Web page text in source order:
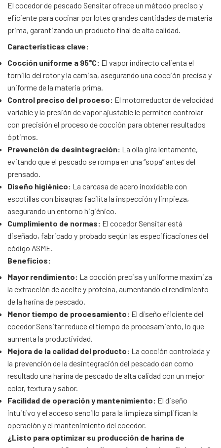
El cocedor de pescado Sensitar ofrece un método preciso y
eficiente para cocinar por lotes grandes cantidades de materia
prima, garantizando un producto final de alta calidad.
Características clave:
Cocción uniforme a 95°C: El vapor indirecto calienta el
tornillo del rotor y la camisa, asegurando una cocción precisa y
uniforme de la materia prima.
Control preciso del proceso: El motorreductor de velocidad
variable y la presión de vapor ajustable le permiten controlar
con precisión el proceso de cocción para obtener resultados
óptimos.
Prevención de desintegración: La olla gira lentamente,
evitando que el pescado se rompa en una “sopa” antes del
prensado.
Diseño higiénico: La carcasa de acero inoxidable con
escotillas con bisagras facilita la inspección y limpieza,
asegurando un entorno higiénico.
Cumplimiento de normas: El cocedor Sensitar está
diseñado, fabricado y probado según las especificaciones del
código ASME.
Beneficios:
Mayor rendimiento: La cocción precisa y uniforme maximiza
la extracción de aceite y proteína, aumentando el rendimiento
de la harina de pescado.
Menor tiempo de procesamiento: El diseño eficiente del
cocedor Sensitar reduce el tiempo de procesamiento, lo que
aumenta la productividad.
Mejora de la calidad del producto: La cocción controlada y
la prevención de la desintegración del pescado dan como
resultado una harina de pescado de alta calidad con un mejor
color, textura y sabor.
Facilidad de operación y mantenimiento: El diseño
intuitivo y el acceso sencillo para la limpieza simplifican la
operación y el mantenimiento del cocedor.
¿Listo para optimizar su producción de harina de